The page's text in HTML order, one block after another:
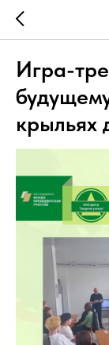
Игра-
крыльях